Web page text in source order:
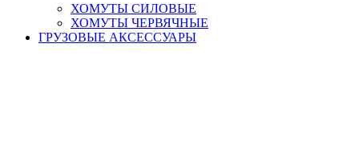
ХОМУТЫ СИЛОВЫЕ
ХОМУТЫ ЧЕРВЯЧНЫЕ
ГРУЗОВЫЕ АКСЕССУАРЫ